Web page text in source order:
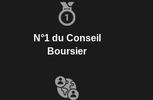
N°1 du Conseil
Boursier